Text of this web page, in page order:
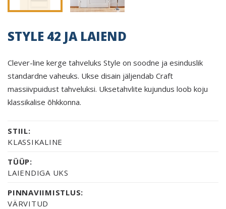
STYLE 42 JA LAIEND
Clever-line kerge tahveluks Style on soodne ja esinduslik
standardne vaheuks. Ukse disain jäljendab Craft
massiivpuidust tahveluksi. Uksetahvlite kujundus loob koju
klassikalise õhkkonna.
STIIL:
KLASSIKALINE
TÜÜP:
LAIENDIGA UKS
PINNAVIIMISTLUS:
VÄRVITUD